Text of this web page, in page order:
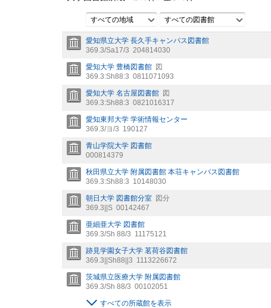
すべての地域 すべての図書館
愛知県立大学 長久手キャンパス図書館
369.3/Sa17/3 204814030
愛知大学 豊橋図書館 図
369.3:Sh88:3 0811071093
愛知大学 名古屋図書館 図
369.3:Sh88:3 0821016317
愛知東邦大学 学術情報センター
369.3/ヨ/3 190127
青山学院大学 図書館
000814379
秋田県立大学 附属図書館 本荘キャンパス図書館
369.3:Sh88:3 10148030
朝日大学 図書館分室 図分
369.3||S 00142467
亜細亜大学 図書館
369.3/Sh 88/3 11175121
跡見学園女子大学 茗荷谷図書館
369.3||Sh88||3 1113226672
茨城県立医療大学 附属図書館
369.3/Sh 88/3 00102051
すべての所蔵館を表示